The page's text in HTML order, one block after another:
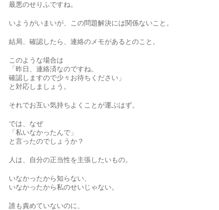
最悪のせりふですね。
いようがいまいが、この問題解決には関係ないこと。
結局、確認したら、連絡のメモがあるとのこと。
このような場合は
「昨日、連絡済なのですね。
確認しますので少々お待ちください」
と対応しましょう。
それでお互い気持ちよくことが運ぶはず。
では、なぜ
「私いなかったんで」
と言ったのでしょうか？
人は、自分の正当性を主張したいもの。
いなかったから知らない、
いなかったから私のせいじゃない。
誰も責めていないのに、